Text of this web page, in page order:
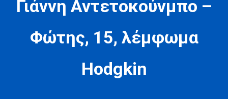
Γιάννη Αντετοκούνμπο –
Φώτης, 15, λέμφωμα
Hodgkin